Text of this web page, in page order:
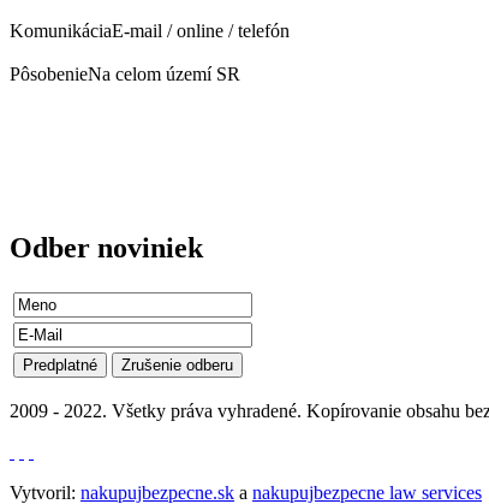
KomunikáciaE-mail / online / telefón
PôsobenieNa celom území SR
Odber noviniek
2009 - 2022. Všetky práva vyhradené. Kopírovanie obsahu
Vytvoril: nakupujbezpecne.sk a nakupujbezpecne law services